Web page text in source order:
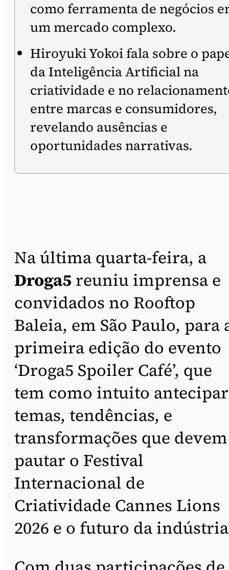
como ferramenta de negócios
um mercado complexo.
Hiroyuki Yokoi fala sobre o
da Inteligência Artificial na
criatividade e no
entre marcas e consumidores,
revelando ausências e
oportunidades narrativas.
Na última quarta-feira, a
Droga5 reuniu imprensa e
convidados no Rooftop
Baleia, em São Paulo, para
primeira edição do evento
‘Droga5 Spoiler Café’, que
tem como intuito antecipar
temas, tendências, e
transformações que devem
pautar o Festival
Internacional de
Criatividade Cannes Lions
2026 e o futuro da